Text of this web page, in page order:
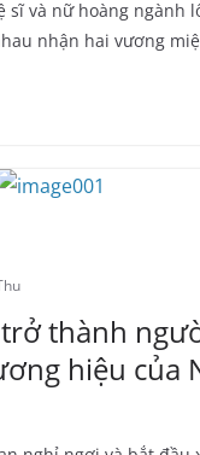
sĩ và nữ hoàng ngành
nhận hai vương
thành
hiệu của